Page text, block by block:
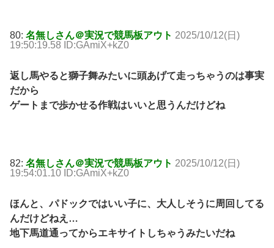
80: 名無しさん＠実況で競馬板アウト 2025/10/12(日)
19:50:19.58 ID:GAmiX+kZ0
返し馬やると獅子舞みたいに頭あげて走っちゃうのは事実
だから
ゲートまで歩かせる作戦はいいと思うんだけどね
82: 名無しさん＠実況で競馬板アウト 2025/10/12(日)
19:54:01.10 ID:GAmiX+kZ0
ほんと、パドックではいい子に、大人しそうに周回してる
んだけどねえ…
地下馬道通ってからエキサイトしちゃうみたいだね